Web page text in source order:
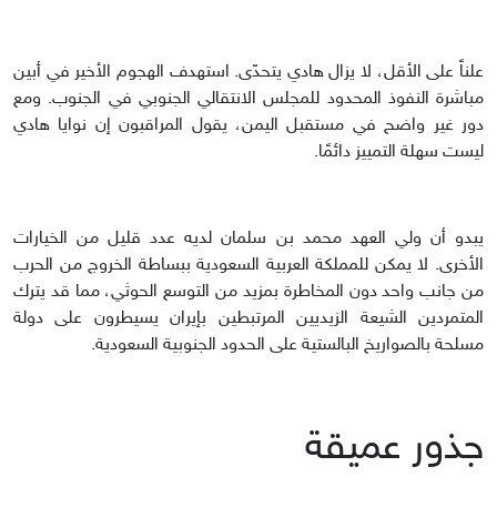
علناً على الأقل، لا يزال هادي يتحدّى. استهدف الهجوم الأخير في أبين
مباشرة النفوذ المحدود للمجلس الانتقالي الجنوبي في الجنوب. ومع
دور غير واضح في مستقبل اليمن، يقول المراقبون إن نوايا هادي
ليست سهلة التمييز دائمًا.
يبدو أن ولي العهد محمد بن سلمان لديه عدد قليل من الخيارات
الأخرى. لا يمكن للمملكة العربية السعودية ببساطة الخروج من الحرب
من جانب واحد دون المخاطرة بمزيد من التوسع الحوثي، مما قد يترك
المتمردين الشيعة الزيديين المرتبطين بإيران يسيطرون على دولة
مسلحة بالصواريخ البالستية على الحدود الجنوبية السعودية.
جذور عميقة